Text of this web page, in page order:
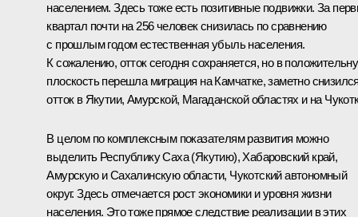
населением. Здесь тоже есть позитивные подвижки. За
квартал почти на 256 человек снизилась по сравнению
с прошлым годом естественная убыль населения.
К сожалению, отток сегодня сохраняется, но в
плоскость перешла миграция на Камчатке, заметно
отток в Якутии, Амурской, Магаданской областях и на
В целом по комплексным показателям развития можно
выделить Республику Саха (Якутию), Хабаровский край,
Амурскую и Сахалинскую области, Чукотский автономный
округ. Здесь отмечается рост экономики и уровня жизни
населения. Это тоже прямое следствие реализации в этих